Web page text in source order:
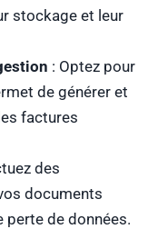
stockage et leur
: Optez pour
de générer et
factures
des
documents
perte de données.